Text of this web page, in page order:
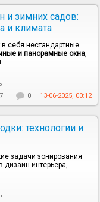
и зимних садов:
и климата
себя нестандартные
и панорамные окна
0 13-06-2025, 00:12
технологии и
задачи зонирования
дизайн интерьера,